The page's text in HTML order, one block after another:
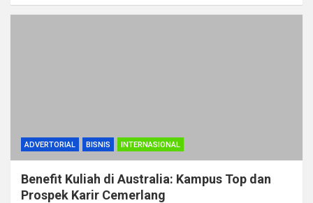
ADVERTORIAL BISNIS INTERNASIONAL
Benefit Kuliah di Australia: Kampus Top dan
Prospek Karir Cemerlang